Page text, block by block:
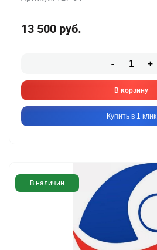
13 500 руб.
- +
В корзину
Купить в 1 клик
В наличии